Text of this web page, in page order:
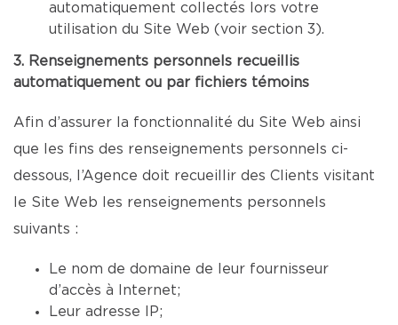
automatiquement collectés lors votre
utilisation du Site Web (voir section 3).
3. Renseignements personnels recueillis
automatiquement ou par fichiers témoins
Afin d’assurer la fonctionnalité du Site Web ainsi
que les fins des renseignements personnels ci-
dessous, l’Agence doit recueillir des Clients visitant
le Site Web les renseignements personnels
suivants :
Le nom de domaine de leur fournisseur
d’accès à Internet;
Leur adresse IP;